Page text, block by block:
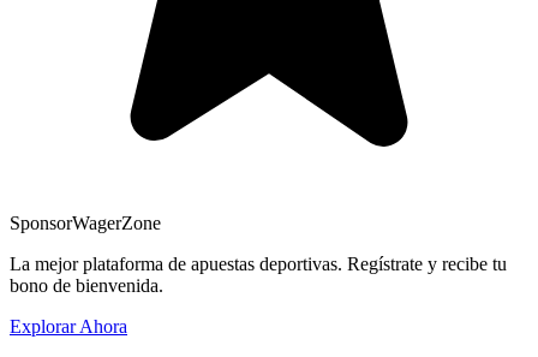
SponsorWagerZone
La mejor plataforma de apuestas deportivas. Regístrate y recibe tu
bono de bienvenida.
Explorar Ahora